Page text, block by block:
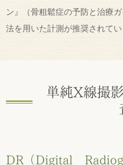
ン』（骨粗鬆症の予防と治療
法を用いた計測が推奨されて
単純X線撮
DR（Digital